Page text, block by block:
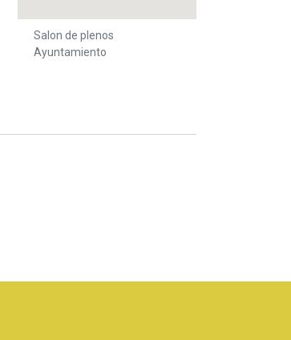
Salon de plenos
Ayuntamiento